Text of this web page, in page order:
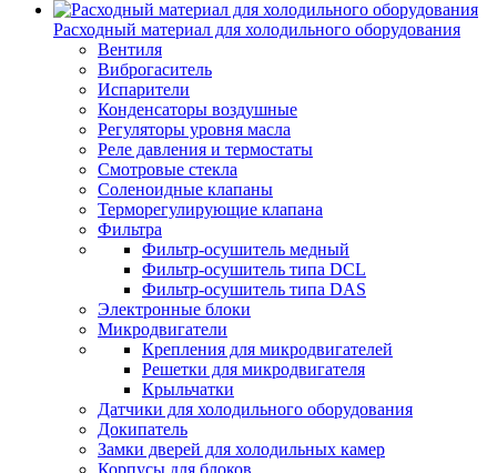
Расходный материал для холодильного оборудования
Вентиля
Виброгаситель
Испарители
Конденсаторы воздушные
Регуляторы уровня масла
Реле давления и термостаты
Смотровые стекла
Соленоидные клапаны
Терморегулирующие клапана
Фильтра
Фильтр-осушитель медный
Фильтр-осушитель типа DCL
Фильтр-осушитель типа DAS
Электронные блоки
Микродвигатели
Крепления для микродвигателей
Решетки для микродвигателя
Крыльчатки
Датчики для холодильного оборудования
Докипатель
Замки дверей для холодильных камер
Корпусы для блоков